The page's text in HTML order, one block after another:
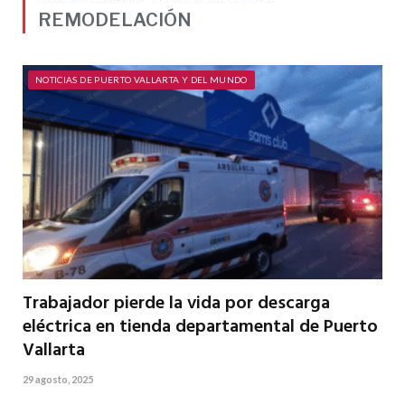
REMODELACIÓN
NOTICIAS DE PUERTO VALLARTA Y DEL MUNDO
Trabajador pierde la vida por descarga
eléctrica en tienda departamental de Puerto
Vallarta
29 agosto, 2025